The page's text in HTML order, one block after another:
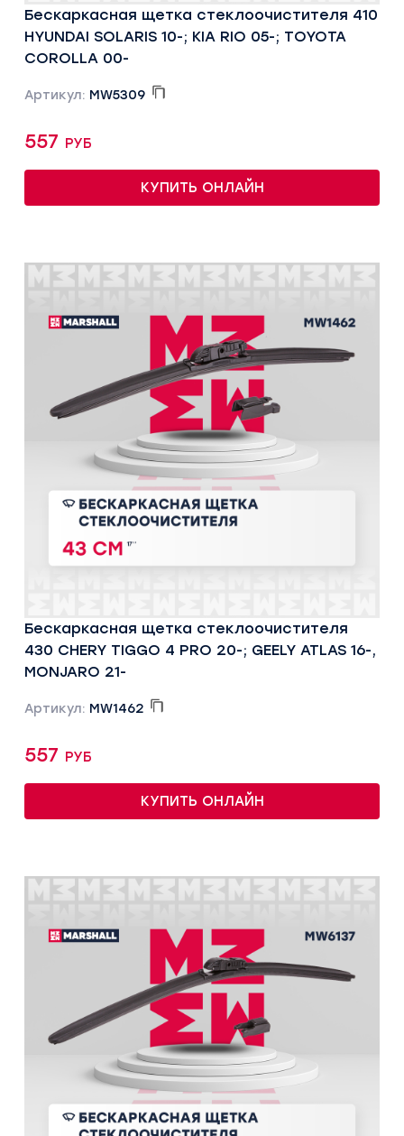
Бескаркасная щетка стеклоочистителя 410
HYUNDAI SOLARIS 10-; KIA RIO 05-; TOYOTA
COROLLA 00-
Артикул: MW5309
557 руб
КУПИТЬ ОНЛАЙН
Бескаркасная щетка стеклоочистителя
430 CHERY TIGGO 4 PRO 20-; GEELY ATLAS 16-,
MONJARO 21-
Артикул: MW1462
557 руб
КУПИТЬ ОНЛАЙН